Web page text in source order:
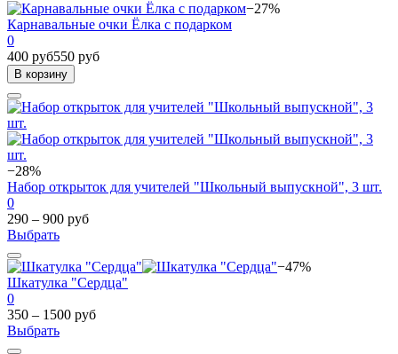
−27%
Карнавальные очки Ёлка с подарком
0
400 руб550 руб
В корзину
−28%
Набор открыток для учителей "Школьный выпускной", 3 шт.
0
290 – 900 руб
Выбрать
−47%
Шкатулка "Сердца"
0
350 – 1500 руб
Выбрать